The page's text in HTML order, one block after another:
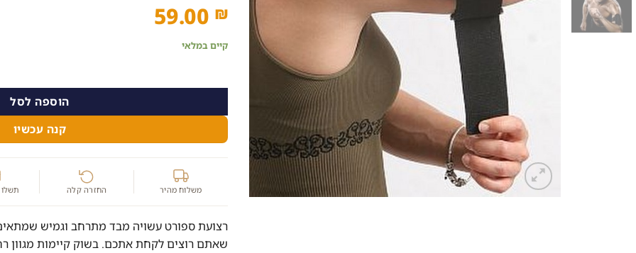
59.00 ₪
קיים במלאי
הוספה לסל
קנה עכשיו
משלוח מהיר החזרה קלה
רצועת ספורט עשויה מבד מתרחב וגמיש
שאתם רוצים לקחת אתכם. בשוק קיימות מגוון